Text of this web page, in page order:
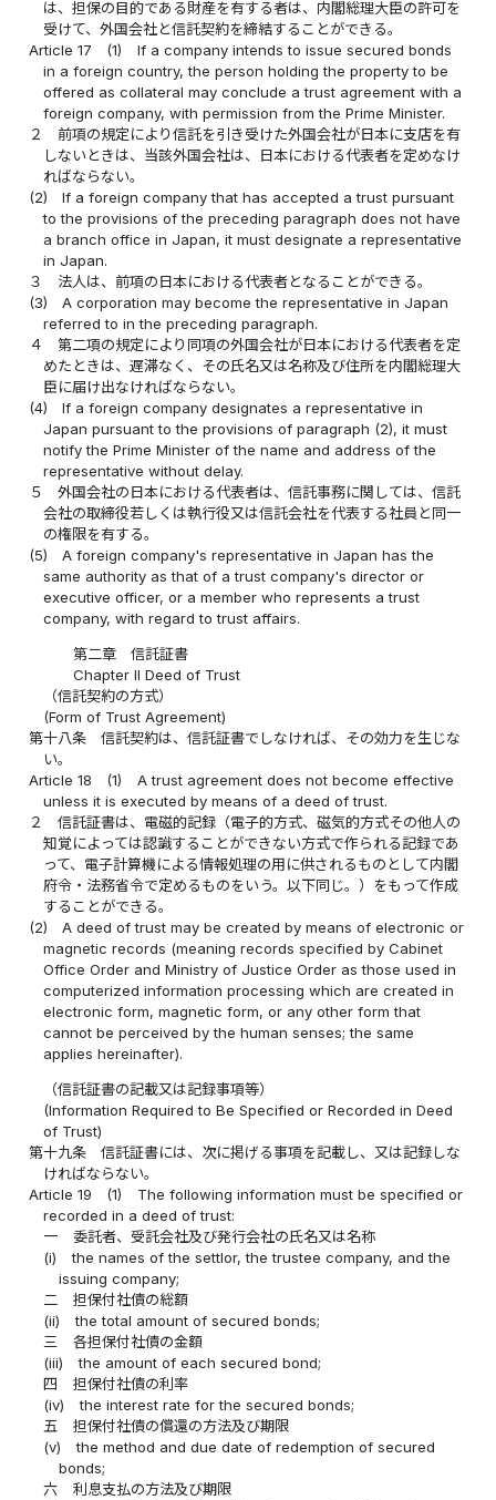
は、担保の目的である財産を有する者は、内閣総理大臣の許可を
受けて、外国会社と信託契約を締結することができる。
Article 17
(1)
If a company intends to issue secured bonds
in a foreign country, the person holding the property to be
offered as collateral may conclude a trust agreement with a
foreign company, with permission from the Prime Minister.
２
前項の規定により信託を引き受けた外国会社が日本に支店を有
しないときは、当該外国会社は、日本における代表者を定めなけ
ればならない。
(2)
If a foreign company that has accepted a trust pursuant
to the provisions of the preceding paragraph does not have
a branch office in Japan, it must designate a representative
in Japan.
３
法人は、前項の日本における代表者となることができる。
(3)
A corporation may become the representative in Japan
referred to in the preceding paragraph.
４
第二項の規定により同項の外国会社が日本における代表者を定
めたときは、遅滞なく、その氏名又は名称及び住所を内閣総理大
臣に届け出なければならない。
(4)
If a foreign company designates a representative in
Japan pursuant to the provisions of paragraph (2), it must
notify the Prime Minister of the name and address of the
representative without delay.
５
外国会社の日本における代表者は、信託事務に関しては、信託
会社の取締役若しくは執行役又は信託会社を代表する社員と同一
の権限を有する。
(5)
A foreign company's representative in Japan has the
same authority as that of a trust company's director or
executive officer, or a member who represents a trust
company, with regard to trust affairs.
第二章 信託証書
Chapter II Deed of Trust
（信託契約の方式）
(Form of Trust Agreement)
第十八条
信託契約は、信託証書でしなければ、その効力を生じな
い。
Article 18
(1)
A trust agreement does not become effective
unless it is executed by means of a deed of trust.
２
信託証書は、電磁的記録（電子的方式、磁気的方式その他人の
知覚によっては認識することができない方式で作られる記録であ
って、電子計算機による情報処理の用に供されるものとして内閣
府令・法務省令で定めるものをいう。以下同じ。）をもって作成
することができる。
(2)
A deed of trust may be created by means of electronic or
magnetic records (meaning records specified by Cabinet
Office Order and Ministry of Justice Order as those used in
computerized information processing which are created in
electronic form, magnetic form, or any other form that
cannot be perceived by the human senses; the same
applies hereinafter).
（信託証書の記載又は記録事項等）
(Information Required to Be Specified or Recorded in Deed
of Trust)
第十九条
信託証書には、次に掲げる事項を記載し、又は記録しな
ければならない。
Article 19
(1)
The following information must be specified or
recorded in a deed of trust:
一
委託者、受託会社及び発行会社の氏名又は名称
(i)
the names of the settlor, the trustee company, and the
issuing company;
二
担保付社債の総額
(ii)
the total amount of secured bonds;
三
各担保付社債の金額
(iii)
the amount of each secured bond;
四
担保付社債の利率
(iv)
the interest rate for the secured bonds;
五
担保付社債の償還の方法及び期限
(v)
the method and due date of redemption of secured
bonds;
六
利息支払の方法及び期限